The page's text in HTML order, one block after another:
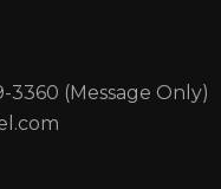
3360 (Message Only)